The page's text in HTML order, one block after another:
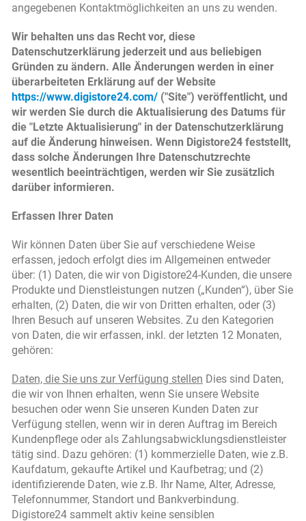
angegebenen Kontaktmöglichkeiten an uns zu wenden.
Wir behalten uns das Recht vor, diese
Datenschutzerklärung jederzeit und aus beliebigen
Gründen zu ändern. Alle Änderungen werden in einer
überarbeiteten Erklärung auf der Website
https://www.digistore24.com/ ("Site") veröffentlicht, und
wir werden Sie durch die Aktualisierung des Datums für
die "Letzte Aktualisierung" in der Datenschutzerklärung
auf die Änderung hinweisen. Wenn Digistore24 feststellt,
dass solche Änderungen Ihre Datenschutzrechte
wesentlich beeinträchtigen, werden wir Sie zusätzlich
darüber informieren.
Erfassen Ihrer Daten
Wir können Daten über Sie auf verschiedene Weise
erfassen, jedoch erfolgt dies im Allgemeinen entweder
über: (1) Daten, die wir von Digistore24-Kunden, die unsere
Produkte und Dienstleistungen nutzen („Kunden“), über Sie
erhalten, (2) Daten, die wir von Dritten erhalten, oder (3)
Ihren Besuch auf unseren Websites. Zu den Kategorien
von Daten, die wir erfassen, inkl. der letzten 12 Monaten,
gehören:
Daten, die Sie uns zur Verfügung stellen Dies sind Daten,
die wir von Ihnen erhalten, wenn Sie unsere Website
besuchen oder wenn Sie unseren Kunden Daten zur
Verfügung stellen, wenn wir in deren Auftrag im Bereich
Kundenpflege oder als Zahlungsabwicklungsdienstleister
tätig sind. Dazu gehören: (1) kommerzielle Daten, wie z.B.
Kaufdatum, gekaufte Artikel und Kaufbetrag; und (2)
identifizierende Daten, wie z.B. Ihr Name, Alter, Adresse,
Telefonnummer, Standort und Bankverbindung.
Digistore24 sammelt aktiv keine sensiblen